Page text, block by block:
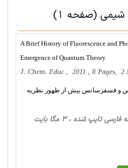
شيمی (صفحه 1)
A Brief History of Fluorescence and
Emergence of Quantum Theory
J. Chem. Educ , 2011 , 8 Pages, 2
و فسفرسانس پیش از ظهور نظریه
، کلیه گرایش ها، 23 صفحه فارسی تایپ شده ، 3 مگا بایت